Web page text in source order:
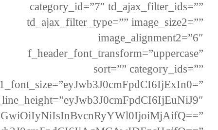
category_id=”7″ td_ajax_filter_ids=””
td_ajax_filter_type=”” image_size2=””
image_alignment2=”6″
f_header_font_transform=”uppercase”
sort=”” category_ids=””